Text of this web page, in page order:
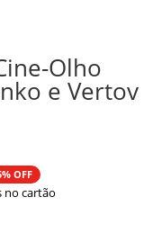
Olho
e Vertov
OFF
no cartão